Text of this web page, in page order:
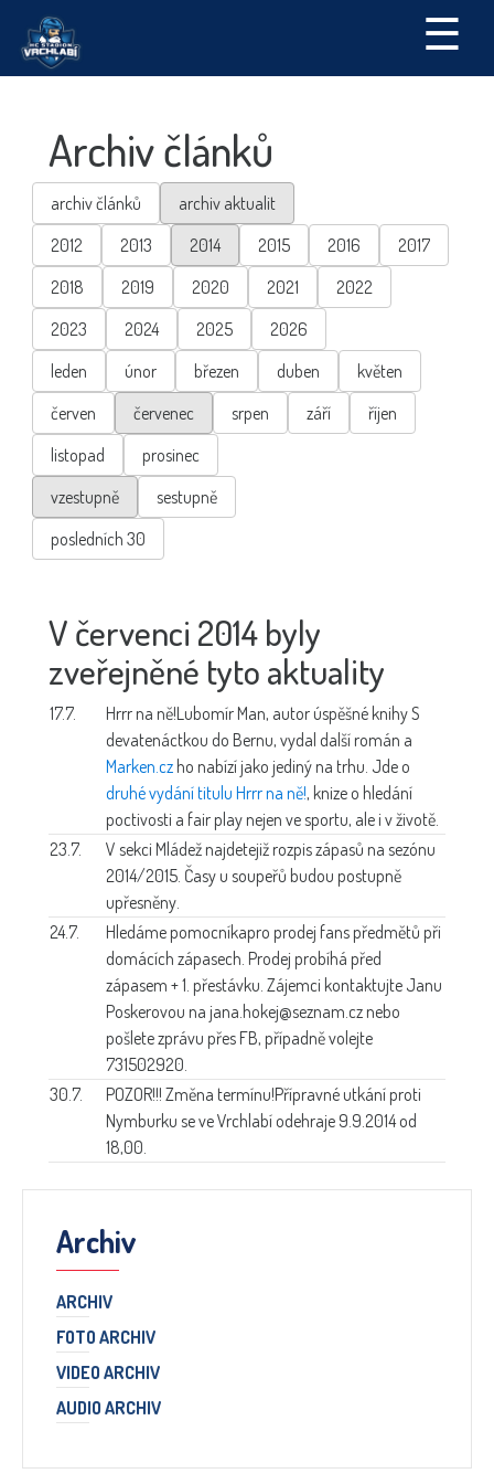
☰
Archiv článků
archiv článků
archiv aktualit
2012
2013 2014 2015 2016
2017
2018
2019 2020 2021
2022
2023
2024 2025
2026
leden
únor březen duben
květen
červen
červenec srpen září
říjen
listopad
prosinec
vzestupně
sestupně
posledních 30
V červenci 2014 byly
zveřejněné tyto aktuality
17.7. Hrrr na ně!Lubomír Man, autor úspěšné knihy S
devatenáctkou do Bernu, vydal další román a
Marken.cz ho nabízí jako jediný na trhu. Jde o
druhé vydání titulu Hrrr na ně!, knize o hledání
poctivosti a fair play nejen ve sportu, ale i v životě.
23.7.
V sekci Mládež najdetejiž rozpis zápasů na sezónu
2014/2015. Časy u soupeřů budou postupně
upřesněny.
24.7.
Hledáme pomocníkapro prodej fans předmětů při
domácích zápasech. Prodej probíhá před
zápasem + 1. přestávku. Zájemci kontaktujte Janu
Poskerovou na jana.hokej@seznam.cz nebo
pošlete zprávu přes FB, případně volejte
731502920.
30.7.
POZOR!!! Změna termínu!Přípravné utkání proti
Nymburku se ve Vrchlabí odehraje 9.9.2014 od
18,00.
Archiv
ARCHIV
FOTO ARCHIV
VIDEO ARCHIV
AUDIO ARCHIV